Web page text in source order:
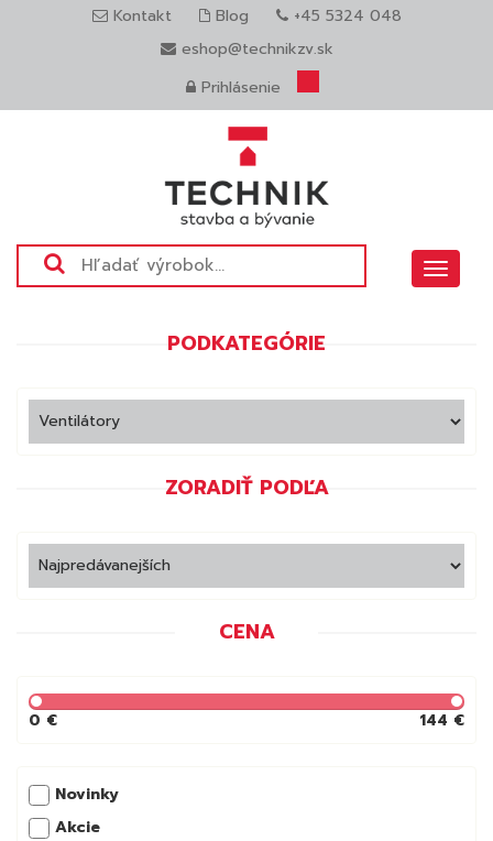
Kontakt Blog
+45 5324 048
eshop@technikzv.sk
Prihlásenie
Toggle
PODKATEGÓRIE
ZORADIŤ PODĽA
CENA
0 € 144 €
Novinky
Akcie